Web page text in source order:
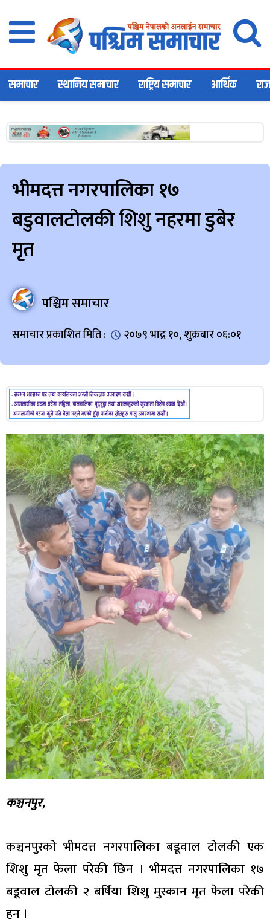
समाचार स्थानिय समाचार राष्ट्रिय समाचार आर्थिक
भीमदत्त नगरपालिका १७
बडुवालटोलकी शिशु नहरमा डुबेर
मृत
पश्चिम समाचार
समाचार प्रकाशित मिति : २०७९ भाद्र १०, शुक्रबार ०६:०१
कञ्चनपुर,
कञ्चनपुरको भीमदत्त नगरपालिका बडूवाल टोलकी एक
शिशु मृत फेला परेकी छिन । भीमदत्त नगरपालिका १७
बडूवाल टोलकी २ बर्षिया शिशु मुस्कान मृत फेला परेकी
हुन ।